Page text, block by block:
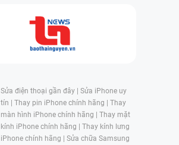
Sửa điện thoại gần đây | Sửa iPhone uy
tín | Thay pin iPhone chính hãng | Thay
màn hình iPhone chính hãng | Thay mặt
kính iPhone chính hãng | Thay kính lưng
iPhone chính hãng | Sửa chữa Samsung